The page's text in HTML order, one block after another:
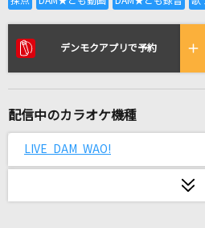
リアルタイムで歌われ
はいよろこんで
[生音]白い恋人達
桑田佳祐
デンモクアプリで予約
配信中のカラオケ機種
LIVE DAM WAO!